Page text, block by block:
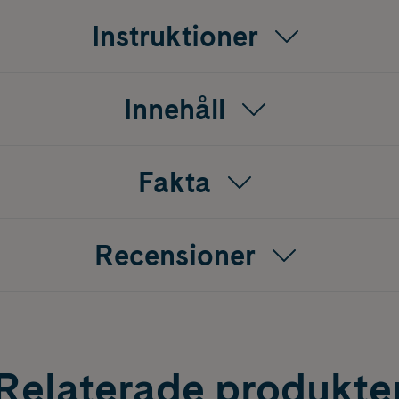
av förpackningen, ingrediensförteckningen är
Instruktioner
Innehåll
Fakta
Recensioner